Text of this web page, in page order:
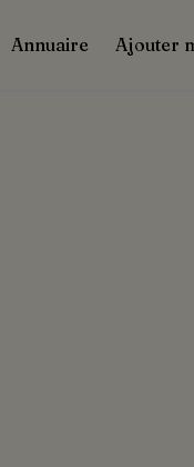
Annuaire Ajouter